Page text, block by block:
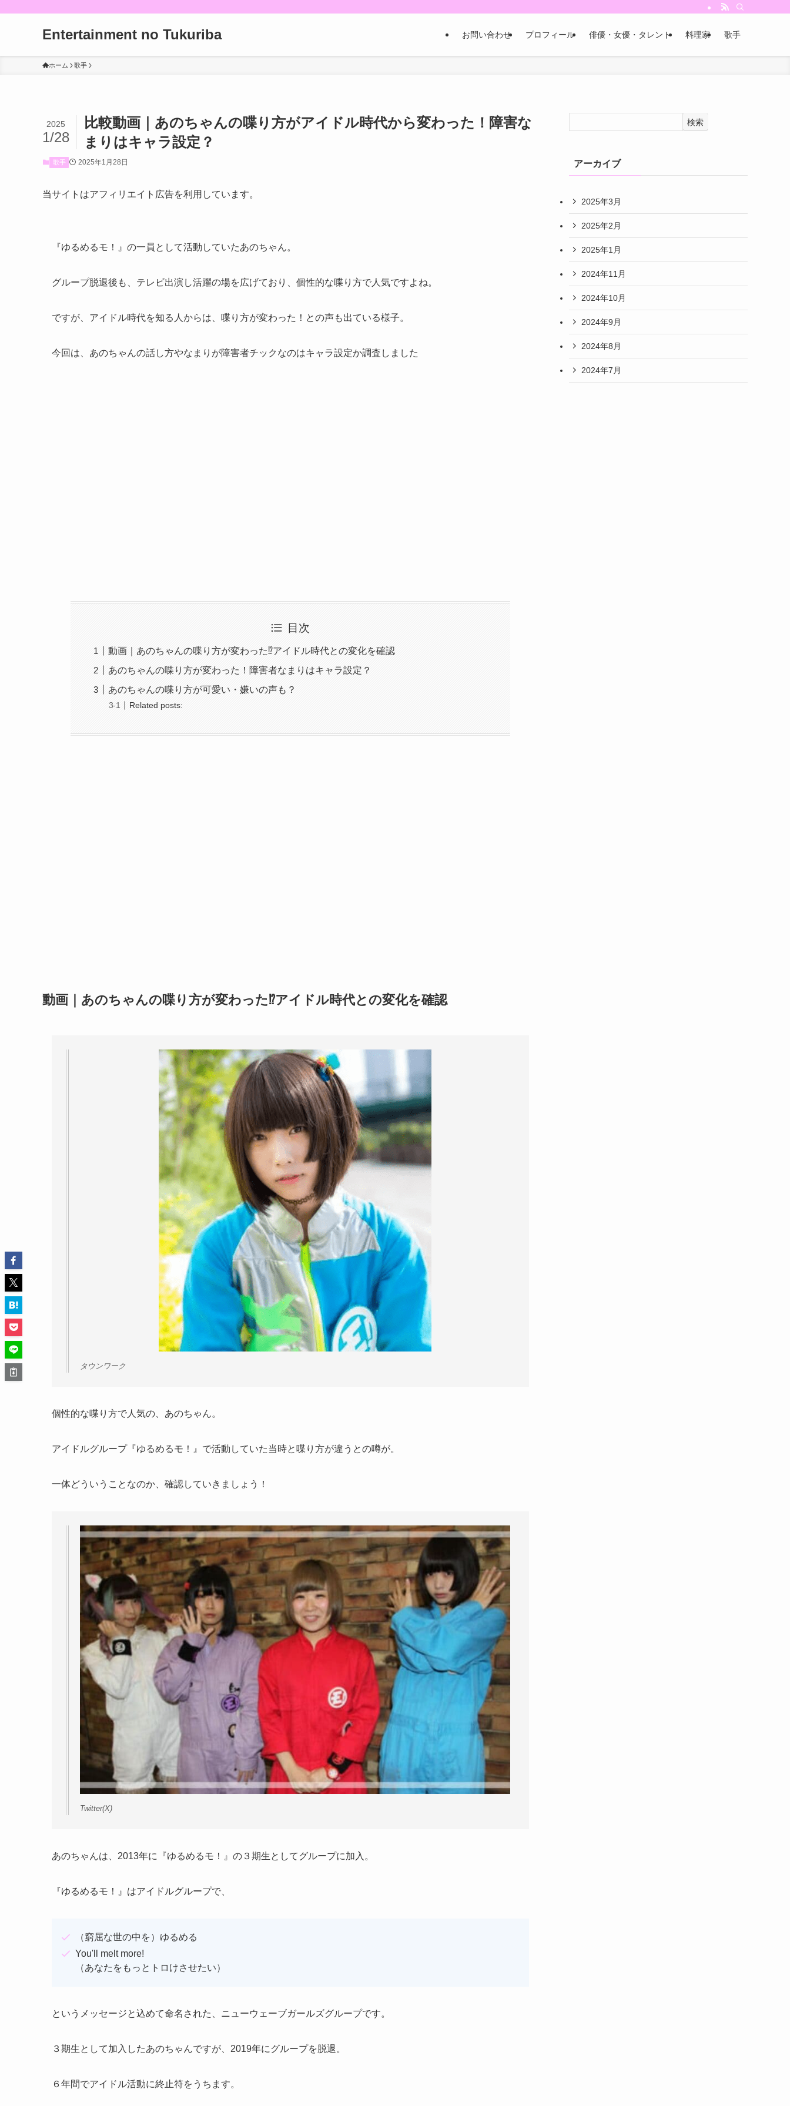
Entertainment no Tukuriba お問い合わせ プロフィール 俳優・女優・タレント 料理家 歌手
ホーム 歌手
比較動画｜あのちゃんの喋り方がアイドル時代から変わった！障害な
まりはキャラ設定？
2025
1/28
歌手 2025年1月28日
当サイトはアフィリエイト広告を利用しています。
『ゆるめるモ！』の一員として活動していたあのちゃん。
グループ脱退後も、テレビ出演し活躍の場を広げており、個性的な喋り方で人気ですよね。
ですが、アイドル時代を知る人からは、喋り方が変わった！との声も出ている様子。
今回は、あのちゃんの話し方やなまりが障害者チックなのはキャラ設定か調査しました
目次
動画｜あのちゃんの喋り方が変わった⁉︎アイドル時代との変化を確認
あのちゃんの喋り方が変わった！障害者なまりはキャラ設定？
あのちゃんの喋り方が可愛い・嫌いの声も？
Related posts:
動画｜あのちゃんの喋り方が変わった⁉︎アイドル時代との変化を確認
タウンワーク
個性的な喋り方で人気の、あのちゃん。
アイドルグループ『ゆるめるモ！』で活動していた当時と喋り方が違うとの噂が。
一体どういうことなのか、確認していきましょう！
Twitter(X)
あのちゃんは、2013年に『ゆるめるモ！』の３期生としてグループに加入。
『ゆるめるモ！』はアイドルグループで、
（窮屈な世の中を）ゆるめる
You'll melt more!
（あなたをもっとトロけさせたい）
というメッセージと込めて命名された、ニューウェーブガールズグループです。
３期生として加入したあのちゃんですが、2019年にグループを脱退。
６年間でアイドル活動に終止符をうちます。
検索
アーカイブ
2025年3月
2025年2月
2025年1月
2024年11月
2024年10月
2024年9月
2024年8月
2024年7月